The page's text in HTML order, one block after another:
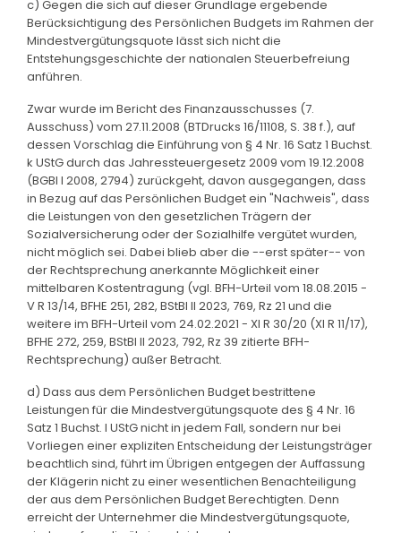
c) Gegen die sich auf dieser Grundlage ergebende
Berücksichtigung des Persönlichen Budgets im Rahmen der
Mindestvergütungsquote lässt sich nicht die
Entstehungsgeschichte der nationalen Steuerbefreiung
anführen.
Zwar wurde im Bericht des Finanzausschusses (7.
Ausschuss) vom 27.11.2008 (BTDrucks 16/11108, S. 38 f.), auf
dessen Vorschlag die Einführung von § 4 Nr. 16 Satz 1 Buchst.
k UStG durch das Jahressteuergesetz 2009 vom 19.12.2008
(BGBl I 2008, 2794) zurückgeht, davon ausgegangen, dass
in Bezug auf das Persönlichen Budget ein "Nachweis", dass
die Leistungen von den gesetzlichen Trägern der
Sozialversicherung oder der Sozialhilfe vergütet wurden,
nicht möglich sei. Dabei blieb aber die --erst später-- von
der Rechtsprechung anerkannte Möglichkeit einer
mittelbaren Kostentragung (vgl. BFH-Urteil vom 18.08.2015 -
V R 13/14, BFHE 251, 282, BStBl II 2023, 769, Rz 21 und die
weitere im BFH-Urteil vom 24.02.2021 - XI R 30/20 (XI R 11/17),
BFHE 272, 259, BStBl II 2023, 792, Rz 39 zitierte BFH-
Rechtsprechung) außer Betracht.
d) Dass aus dem Persönlichen Budget bestrittene
Leistungen für die Mindestvergütungsquote des § 4 Nr. 16
Satz 1 Buchst. l UStG nicht in jedem Fall, sondern nur bei
Vorliegen einer expliziten Entscheidung der Leistungsträger
beachtlich sind, führt im Übrigen entgegen der Auffassung
der Klägerin nicht zu einer wesentlichen Benachteiligung
der aus dem Persönlichen Budget Berechtigten. Denn
erreicht der Unternehmer die Mindestvergütungsquote,